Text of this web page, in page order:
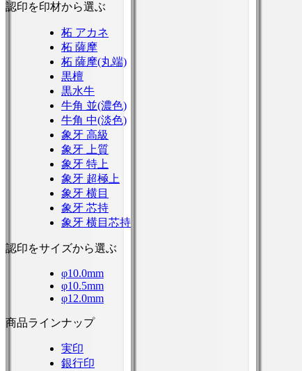
認印を印材から選ぶ
柘 アカネ
柘 薩摩
柘 薩摩(丸端)
黒檀
黒水牛
牛角 並(濃色)
牛角 中(淡色)
象牙 高級
象牙 上質
象牙 特上
象牙 超極上
象牙 横目
象牙 芯持
象牙 横目芯持
認印をサイズから選ぶ
φ10.0mm
φ10.5mm
φ12.0mm
商品ラインナップ
実印
銀行印